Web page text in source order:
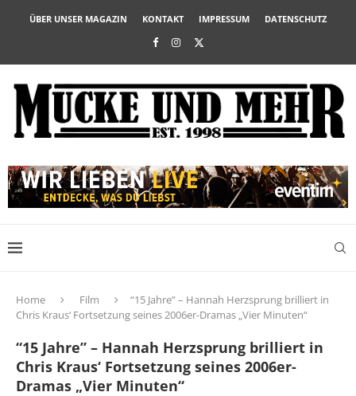
ÜBER UNSER MAGAZIN KONTAKT IMPRESSUM DATENSCHUTZ
Home Film
“15 Jahre” – Hannah Herzsprung brilliert in
Chris Kraus‘ Fortsetzung seines 2006er-Dramas „Vier Minuten“
“15 Jahre” – Hannah Herzsprung brilliert in
Chris Kraus‘ Fortsetzung seines 2006er-
Dramas „Vier Minuten“